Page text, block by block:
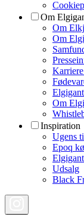
Om
Om
Om
Om
Inspiration
Ugens
Epoq
Udsalg
Black